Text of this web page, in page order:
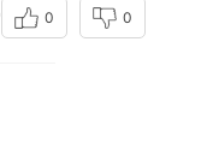
0 0